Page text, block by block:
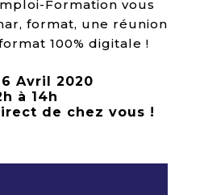
Formation vous
format, une réunion
100% digitale !
Avril 2020
à 14h
de chez vous !